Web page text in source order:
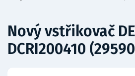
Nový vstřikovač
DCRI200410